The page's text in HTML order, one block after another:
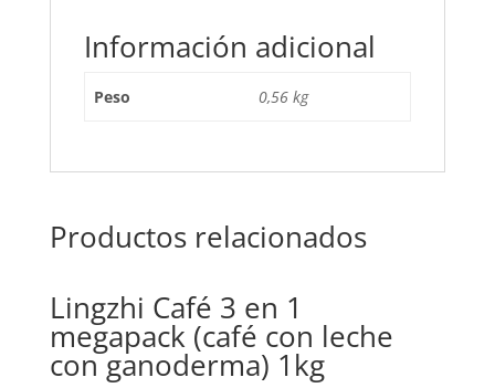
Información adicional
Peso 0,56 kg
Productos relacionados
Lingzhi Café 3 en 1
megapack (café con leche
con ganoderma) 1kg